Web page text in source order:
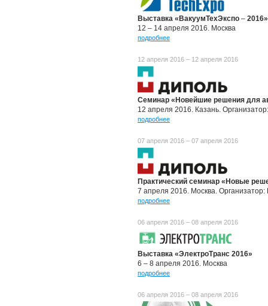
Выставка «ВакуумТехЭкспо – 2016»
12 – 14 апреля 2016. Москва
подробнее
12 апреля 2016 – 12 апреля 2016
Семинар «Новейшие решения для
12 апреля 2016. Казань.
подробнее
07 апреля 2016 – 07 апреля 2016
Практический семинар «Новые
7 апреля 2016. Москва.
подробнее
06 апреля 2016 – 08 апреля 2016
Выставка «ЭлектроТранс 2016»
6 – 8 апреля 2016. Москва
подробнее
06 апреля 2016 – 08 апреля 2016